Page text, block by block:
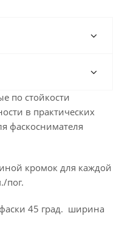
по стойкости
в практических
фаскоснимателя
кромок для каждой
пог.
45 град. ширина